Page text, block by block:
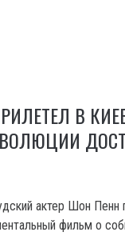
В
актер Шон Пенн
фильм о